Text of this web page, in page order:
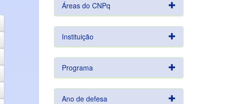
Áreas do CNPq
Instituição
Programa
Ano de defesa